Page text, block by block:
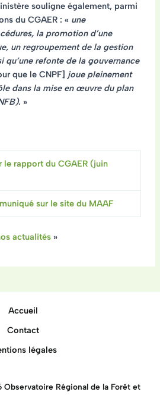
souligne également, parmi
du CGAER : « une
la promotion d’une
un regroupement de la gestion
qu’une refonte de la gouvernance
que le CNPF] joue pleinement
dans la mise en œuvre du plan
. »
le rapport du CGAER (juin
sur le site du MAAF
actualités»
Accueil
Contact
légales
Régional de la Forêt et